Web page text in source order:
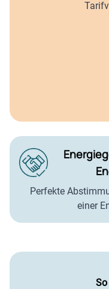
Perfekte
einer